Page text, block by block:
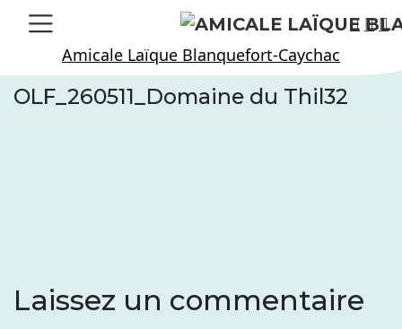
Skip
Amicale Laïque Blanquefort-Caychac
OLF_260511_Domaine du Thil32
Laissez un commentaire